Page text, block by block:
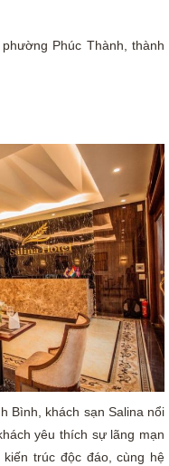
Phúc Thành, thành
Bình, khách sạn Salina nổi
yêu thích sự lãng mạn
trúc độc đáo, cùng hệ